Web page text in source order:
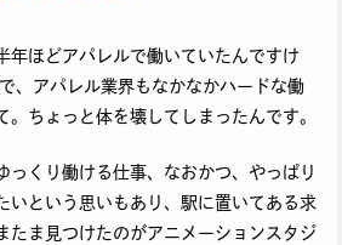
年ほどアパレルで働いていたんですけ
、アパレル業界もなかなかハードな働
。ちょっと体を壊してしまったんです。
っくり働ける仕事、なおかつ、やっぱり
いという思いもあり、駅に置いてある求
たま見つけたのがアニメーションスタジ